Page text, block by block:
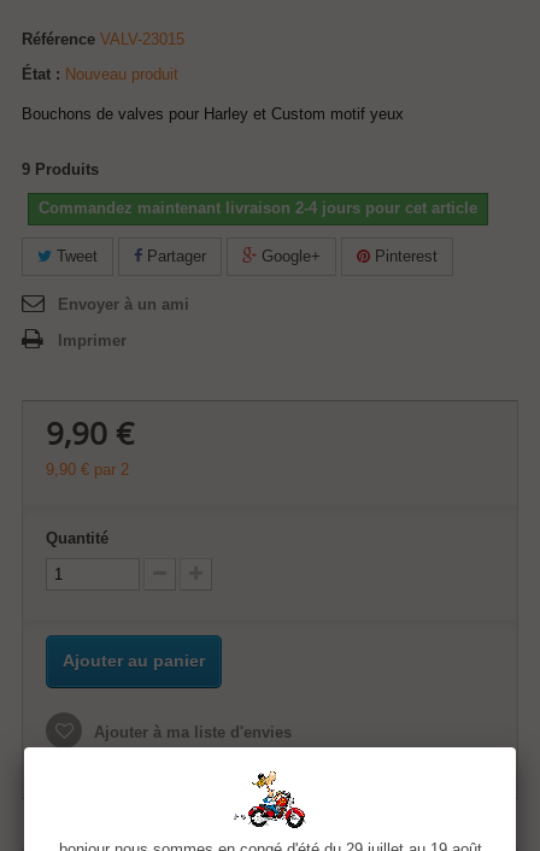
Référence VALV-23015
État : Nouveau produit
Bouchons de valves pour Harley et Custom motif yeux
9 Produits
Commandez maintenant livraison 2-4 jours pour cet article
Tweet Partager Google+ Pinterest
Envoyer à un ami
Imprimer
9,90 €
9,90 € par 2
Quantité
Ajouter au panier
Ajouter à ma liste d'envies